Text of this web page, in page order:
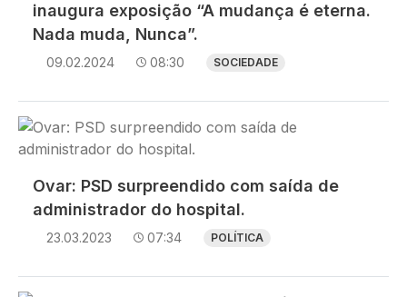
inaugura exposição “A mudança é eterna.
Nada muda, Nunca”.
09.02.2024 08:30 SOCIEDADE
Imagem
Ovar: PSD surpreendido com saída de
administrador do hospital.
23.03.2023 07:34 POLÍTICA